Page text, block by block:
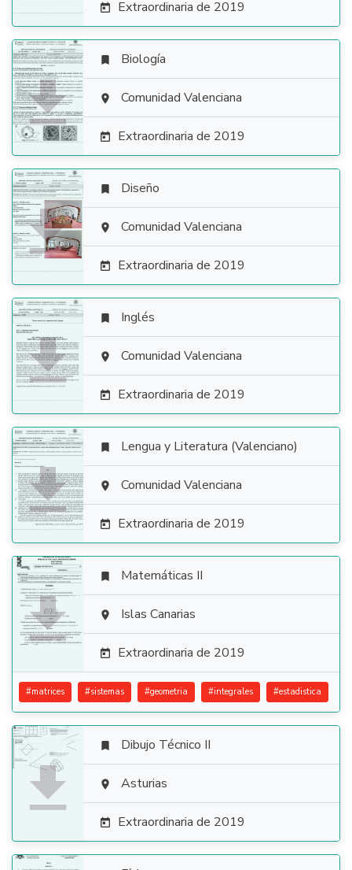
 Extraordinaria de 2019

 Biología
 Comunidad Valenciana
 Extraordinaria de 2019

 Diseño
 Comunidad Valenciana
 Extraordinaria de 2019

 Inglés
 Comunidad Valenciana
 Extraordinaria de 2019

 Lengua y Literatura (Valenciano)
 Comunidad Valenciana
 Extraordinaria de 2019

 Matemáticas II
 Islas Canarias
 Extraordinaria de 2019
#matrices #sistemas #geometria #integrales #estadistica

 Dibujo Técnico II
 Asturias
 Extraordinaria de 2019